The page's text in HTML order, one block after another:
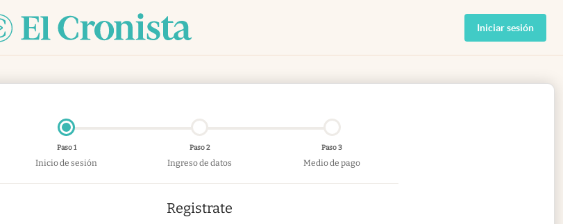
Iniciar sesión
Paso 1
Inicio de sesión
Paso 2
Ingreso de datos
Paso 3
Medio de pago
Registrate